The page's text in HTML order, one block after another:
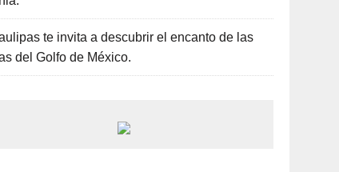
te invita a descubrir el encanto de las
del Golfo de México.